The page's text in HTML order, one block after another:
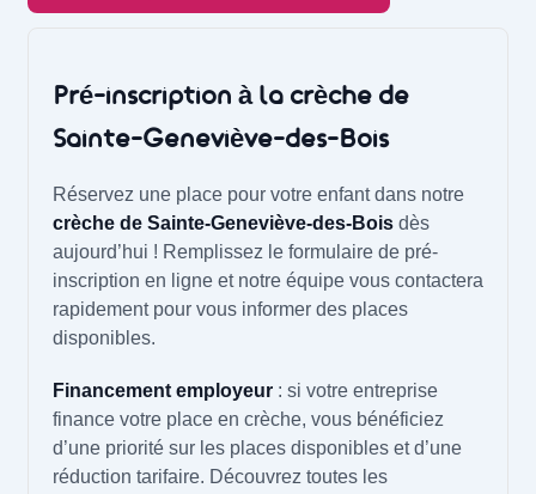
Pré-inscription à la crèche de
Sainte-Geneviève-des-Bois
Réservez une place pour votre enfant dans notre
crèche de Sainte-Geneviève-des-Bois dès
aujourd’hui ! Remplissez le formulaire de pré-
inscription en ligne et notre équipe vous contactera
rapidement pour vous informer des places
disponibles.
Financement employeur: si votre entreprise
finance votre place en crèche, vous bénéficiez
d’une priorité sur les places disponibles et d’une
réduction tarifaire. Découvrez toutes les